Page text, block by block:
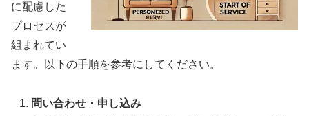
に配慮した
プロセスが
組まれてい
ます。以下の手順を参考にしてください。
問い合わせ・申し込み